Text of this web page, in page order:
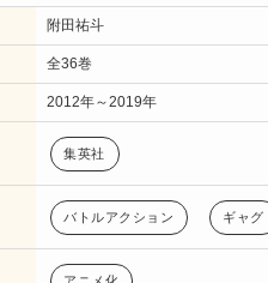
附田祐斗
全36巻
2012年～2019年
集英社
バトルアクション ギャグ